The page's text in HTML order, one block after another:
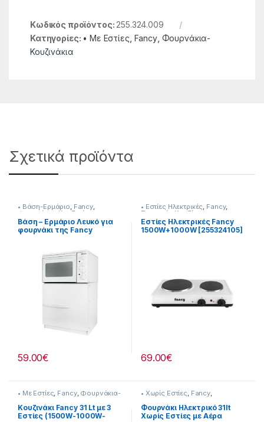
Κωδικός προϊόντος: 255.324.009
Κατηγορίες: • Με Εστίες Fancy, Φουρνάκια-
Κουζινάκια
Σχετικά προϊόντα
• Βάση-Ερμάριο, Fancy,
Φουρνάκια-Κουζινάκια
Βάση – Ερμάριο Λευκό για
φουρνάκι της Fancy
59.00€
• Εστίες Ηλεκτρικές, Fancy,
Συσκευές Κουζίνας
Εστίες Ηλεκτρικές Fancy
1500W+1000W [255324105]
69.00€
• Με Εστίες Fancy, Φουρνάκια-
Κουζινάκια
Κουζινάκι Fancy 31 Lt με 3
Εστίες (1500W-1000W-
• Χωρίς Εστίες Fancy
Φουρνάκια-Κουζινάκια
Φουρνάκι Ηλεκτρικό 31lt
Χωρίς Εστίες με Αέρα